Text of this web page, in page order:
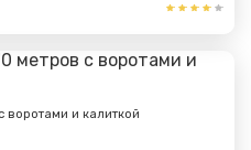
воротами и калиткой